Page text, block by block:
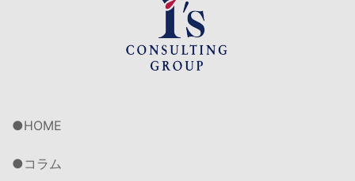
HOME
コラム